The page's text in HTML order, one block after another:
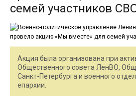
семей участников
Акция была организована при
Общественного совета ЛенВО,
Санкт-Петербурга и военного
епархии.